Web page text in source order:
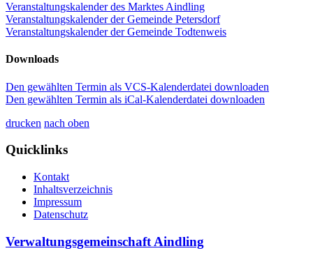
Veranstaltungskalender des Marktes Aindling
Veranstaltungskalender der Gemeinde Petersdorf
Veranstaltungskalender der Gemeinde Todtenweis
Downloads
Den gewählten Termin als VCS-Kalenderdatei downloaden
Den gewählten Termin als iCal-Kalenderdatei downloaden
drucken nach oben
Quicklinks
Kontakt
Inhaltsverzeichnis
Impressum
Datenschutz
Verwaltungsgemeinschaft Aindling